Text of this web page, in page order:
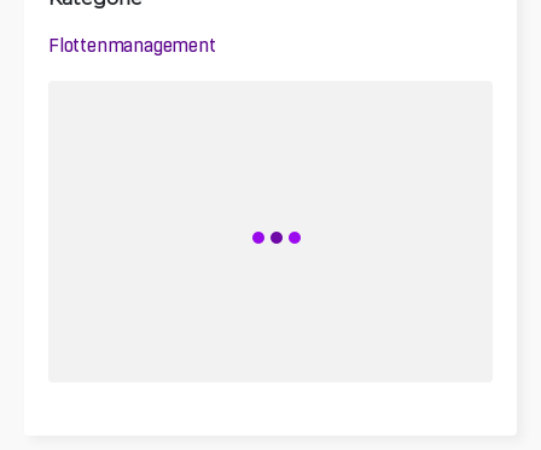
Flottenmanagement